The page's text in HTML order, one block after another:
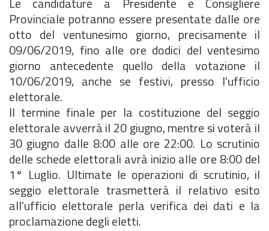
Provinciale potranno essere presentate dalle ore
otto del ventunesimo giorno, precisamente il
09/06/2019, fino alle ore dodici del ventesimo
giorno antecedente quello della votazione il
10/06/2019, anche se festivi, presso l'ufficio
elettorale.
Il termine finale per la costituzione del seggio
elettorale avverrà il 20 giugno, mentre si voterà il
30 giugno dalle 8:00 alle ore 22:00. Lo scrutinio
delle schede elettorali avrà inizio alle ore 8:00 del
1° Luglio. Ultimate le operazioni di scrutinio, il
seggio elettorale trasmetterà il relativo esito
all'ufficio elettorale perla verifica dei dati e la
proclamazione degli eletti.